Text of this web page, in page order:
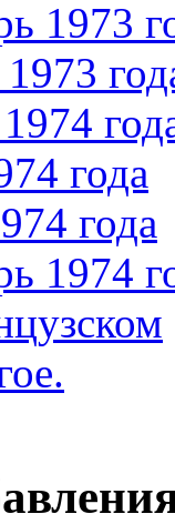
1973
года
года
1974